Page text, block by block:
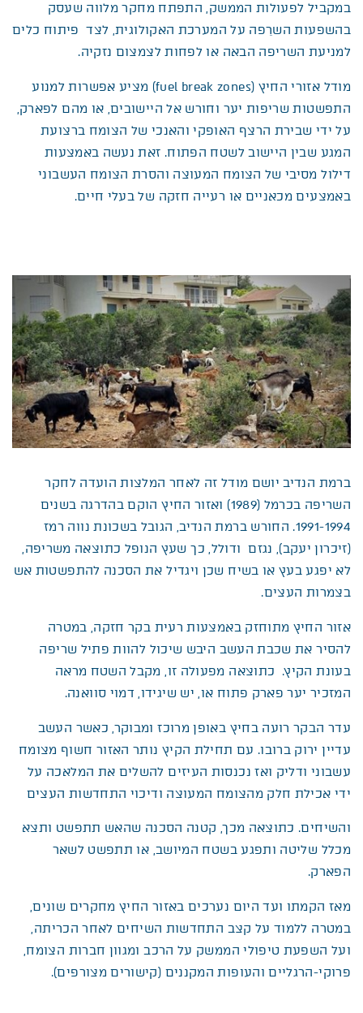
במקביל לפעולות הממשק, התפתח מחקר מלווה שעסק
בהשפעות השרֵפה על המערכת האקולוגית, לצד פיתוח כלים
למניעת השריפה הבאה או לפחות לצמצום נזקיה.
מודל אזורי החיץ (fuel break zones) מציע אפשרות למנוע
התפשטות שריפות יער וחורש אל היישובים, או מהם לפארק,
על ידי שבירת הרצף האופקי והאנכי של הצומח ברצועת
המגע שבין היישוב לשטח הפתוח. זאת נעשה באמצעות
דילול מסיבי של הצומח המעוצה והסרת הצומח העשבוני
באמצעים מכאניים או רעייה חזקה של בעלי חיים.
ברמת הנדיב יושם מודל זה לאחר המלצות הועדה לחקר
השריפה בכרמל (1989) ואזור החיץ הוקם בהדרגה בשנים
1991-1994. החורש ברמת הנדיב, הגובל בשכונת נווה רמז
(זיכרון יעקב), נגזם ודולל, כך שעץ הנופל כתוצאה משריפה,
לא יפגע בעץ או בשיח שכן ויגדיל את הסכנה להתפשטות אש
בצמרות העצים.
אזור החיץ מתוחזק באמצעות רעית בקר חזקה, במטרה
להסיר את שכבת העשב היבש שיכול להוות פתיל שריפה
בעונת הקיץ. כתוצאה מפעולה זו, מקבל השטח מראה
המזכיר יער פארק פתוח או, יש שיגידו, דמוי סוואנה.
עדר הבקר רועה בחיץ באופן מרוכז ומבוקר, כאשר העשב
עדיין ירוק ברובו. עם תחילת הקיץ נותר האזור חשוף מצומח
עשבוני ודליק ואז נכנסות העיזים להשלים את המלאכה על
ידי אכילת חלק מהצומח המעוצה ודיכוי התחדשות העצים
והשיחים. כתוצאה מכך, קטנה הסכנה שהאש תתפשט ותצא
מכלל שליטה ותפגע בשטח המיושב, או תתפשט לשאר
הפארק.
מאז הקמתו ועד היום נערכים באזור החיץ מחקרים שונים,
במטרה ללמוד על קצב התחדשות השיחים לאחר הכריתה,
ועל השפעת טיפולי הממשק על הרכב ומגוון חברות הצומח,
פרוקי-הרגליים והעופות המקננים (קישורים מצורפים).